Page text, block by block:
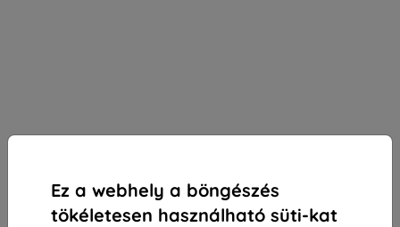
Ez a webhely a böngészés
tökéletesen használható süti-kat